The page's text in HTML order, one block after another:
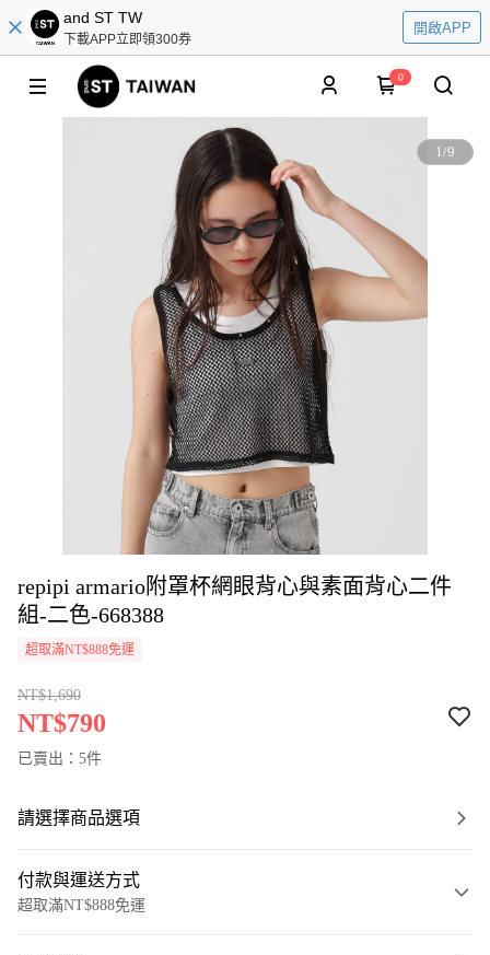
and ST TW
下載APP立即領300券
開啟APP
0
1/9
repipi armario附罩杯網眼背心與素面背心二件
組-二色-668388
超取滿NT$888免運
NT$1,690
NT$790
已賣出：5件
請選擇商品選項
付款與運送方式
超取滿NT$888免運